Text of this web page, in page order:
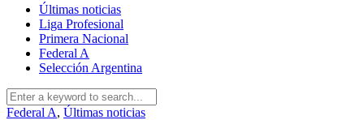
Últimas noticias
Liga Profesional
Primera Nacional
Federal A
Selección Argentina
Federal A, Últimas noticias